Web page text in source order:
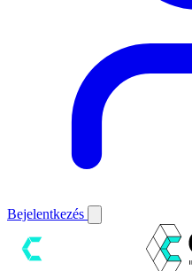
Bejelentkezés